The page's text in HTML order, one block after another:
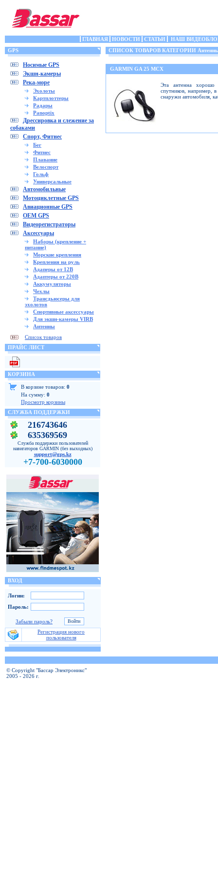
ГЛАВНАЯ НОВОСТИ СТАТЬИ
НАШ
GPS
Носимые GPS
Экшн-камеры
Река-море
Эхолоты
Картплоттеры
Радары
Panoptix
Дрессировка и слежение за
собаками
Спорт, Фитнес
Бег
Фитнес
Плавание
Велоспорт
Гольф
Универсальные
Автомобильные
Мотоциклетные GPS
Авиационные GPS
OEM GPS
Видеорегистраторы
Аксессуары
Наборы (крепление +
питание)
Морские крепления
Крепления на руль
Адаперы от 12В
Адаптеры от 220В
Аккумуляторы
Чехлы
Трансдьюсеры для
эхолотов
Спортивные аксессуары
Для экшн-камеры VIRB
Антенны
Список товаров
ПРАЙС ЛИСТ
КОРЗИНА
В корзине товаров: 0
На сумму: 0
Просмотр корзины
СЛУЖБА ПОДДЕРЖКИ
216743646
635369569
Служба поддержки пользователей
навигаторов GARMIN (без выходных)
support@gps.kz
+7-700-6030000
ВХОД
Логин:
Пароль:
Забыли пароль?
Регистрация нового
пользователя
СПИСОК ТОВАРОВ КАТЕГОРИИ
GARMIN GA 25 MCX
Эта антенна хорошо
спутников, например,
снаружи автомобиля,
© Copyright "Бассар Электроникс"
2005 - 2026 г.